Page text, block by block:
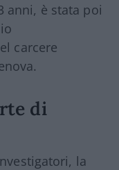
anni, è stata poi
carcere
di
la